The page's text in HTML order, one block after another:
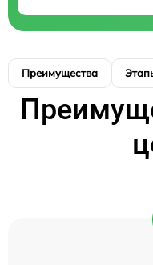
Преимущества